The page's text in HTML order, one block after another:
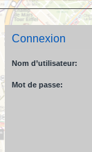
Connexion
Nom d’utilisateur:
Mot de passe: